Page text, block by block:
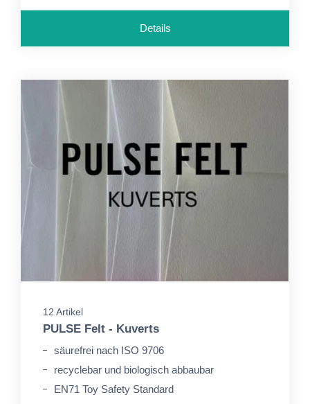
Details
12 Artikel
PULSE Felt - Kuverts
säurefrei nach ISO 9706
recyclebar und biologisch abbaubar
EN71 Toy Safety Standard